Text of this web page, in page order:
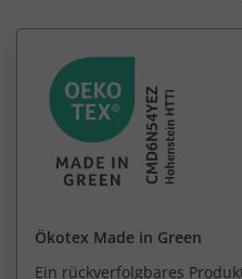
Ökotex Made in Green
Ein rückverfolgbares